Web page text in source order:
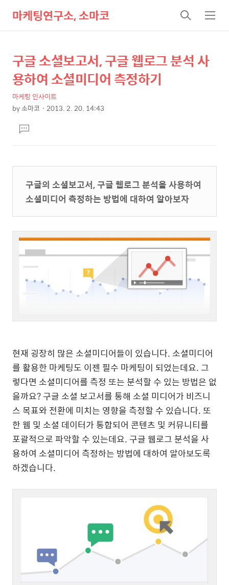
마케팅연구소, 소마코
검
색
메
뉴
상
세
컨
텐
본
문
제
목
구글 소셜보고서, 구글 웹로그 분석 사
용하여 소셜미디어 측정하기
마케팅 인사이트
by소마코 2013. 2. 20. 14:43
문댓
글
구글의 소셜보고서, 구글 웹로그 분석을 사용하여
소셜미디어 측정하는 방법에 대하여 알아보자
현재 굉장히 많은 소셜미디어들이 있습니다. 소셜미디어
를 활용한 마케팅도 이젠 필수 마케팅이 되었는데요. 그
렇다면 소셜미디어를 측정 또는 분석할 수 있는 방법은 없
을까요? 구글 소셜 보고서를 통해 소셜 미디어가 비즈니
스 목표와 전환에 미치는 영향을 측정할 수 있습니다. 또
한 웹 및 소셜 데이터가 통합되어 콘텐츠 및 커뮤니티를
포괄적으로 파악할 수 있는데요. 구글 웹로그 분석을 사
용하여 소셜미디어 측정하는 방법에 대하여 알아보도록
하겠습니다.